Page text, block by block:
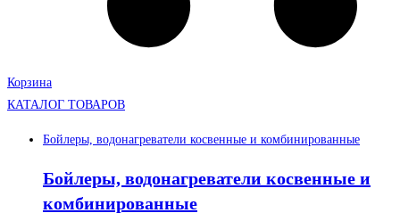
Корзина
КАТАЛОГ ТОВАРОВ
Бойлеры, водонагреватели косвенные и комбинированные
Бойлеры, водонагреватели косвенные и
комбинированные